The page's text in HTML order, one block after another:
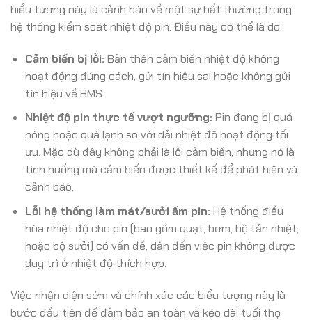
biểu tượng này là cảnh báo về một sự bất thường trong
hệ thống kiểm soát nhiệt độ pin. Điều này có thể là do:
Cảm biến bị lỗi: Bản thân cảm biến nhiệt độ không
hoạt động đúng cách, gửi tín hiệu sai hoặc không gửi
tín hiệu về BMS.
Nhiệt độ pin thực tế vượt ngưỡng: Pin đang bị quá
nóng hoặc quá lạnh so với dải nhiệt độ hoạt động tối
ưu. Mặc dù đây không phải là lỗi cảm biến, nhưng nó là
tình huống mà cảm biến được thiết kế để phát hiện và
cảnh báo.
Lỗi hệ thống làm mát/sưởi ấm pin: Hệ thống điều
hòa nhiệt độ cho pin (bao gồm quạt, bơm, bộ tản nhiệt,
hoặc bộ sưởi) có vấn đề, dẫn đến việc pin không được
duy trì ở nhiệt độ thích hợp.
Việc nhận diện sớm và chính xác các biểu tượng này là
bước đầu tiên để đảm bảo an toàn và kéo dài tuổi thọ